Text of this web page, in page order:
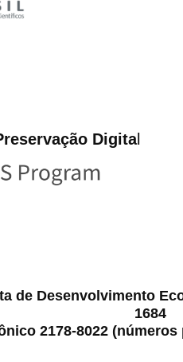
Digital
de Desenvolvimento
1684
2178-8022